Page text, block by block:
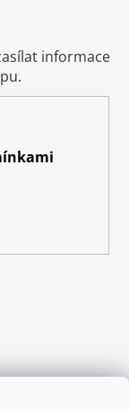
informace